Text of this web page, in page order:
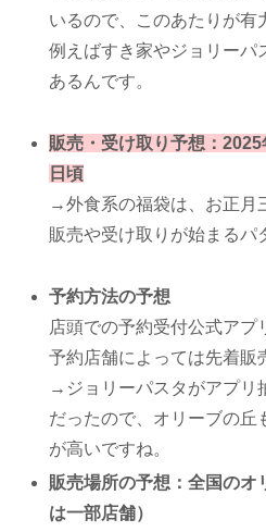
いるので、このあたりが有
例えばすき家やジョリーパ
あるんです。
販売・受け取り予想：
日頃
→外食系の福袋は、お正月
販売や受け取りが始まるパ
予約方法の予想
店頭での予約受付公式アプ
予約店舗によっては先着販
→ジョリーパスタがアプリ
だったので、オリーブの丘
が高いですね。
販売場所の予想：全国のオ
は一部店舗）